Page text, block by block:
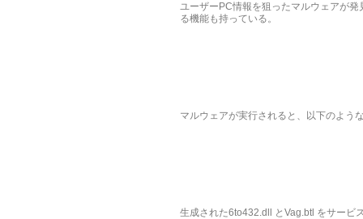
ユーザーPC情報を狙ったマルウェアが
る機能も持っている。
マルウェアが実行されると、以下のよう
生成された6to432.dll とVag.btl をサービ